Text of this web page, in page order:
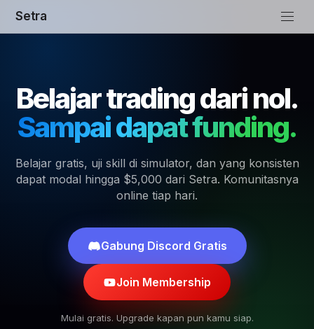
Setra
Gratis · tanpa setor modal
Pendanaan
Rp 80 juta.
dari Setra — gratis, tanpa setor modal
share hingga 70%.
Ikuti Pendanaan Lihat tahap